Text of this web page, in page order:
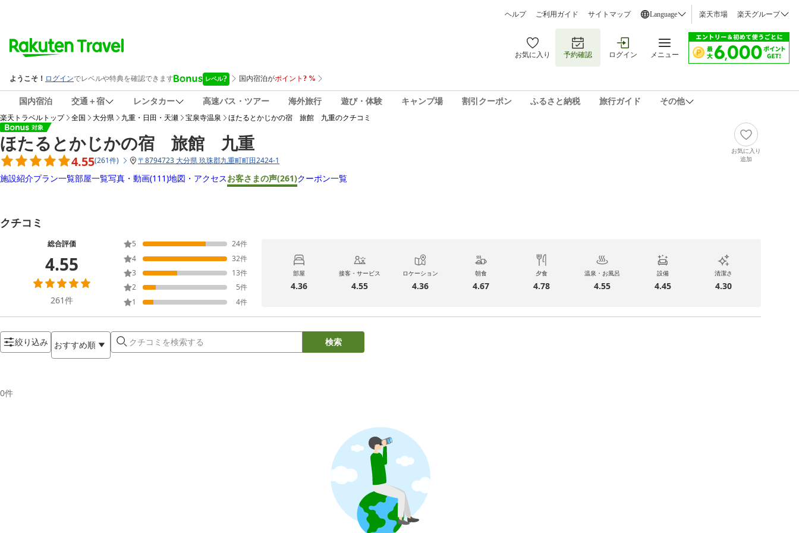
ヘルプ ご利用ガイド サイトマップ Language 楽天市場 楽天グループ
お気に入り 予約確認 ログイン メニュー
国内宿泊 交通＋宿 レンタカー 高速バス・ツアー 海外旅行 遊び・体験 キャンプ場 割引クーポン ふるさと納税 旅行ガイド その他
楽天トラベルトップ 全国 大分県 九重・日田・天瀬 宝泉寺温泉 ほたるとかじかの宿 旅館 九重のクチコミ
ほたるとかじかの宿 旅館 九重
4.55(261件) 〒8794723 大分県 玖珠郡九重町町田2424-1
お気に入り
追加
施設紹介プラン一覧部屋一覧写真・動画(111)地図・アクセスお客さまの声(261)クーポン一覧
クチコミ
総合評価
4.55
261件
5 24件
4
32件
3
13件
2
5件
1
4件
部屋
4.36
接客・サービス
4.55
ロケーション
4.36
朝食
4.67
夕食
4.78
温泉・お風呂
4.55
設備
4.45
清潔さ
4.30
絞り込み おすすめ順 検索
0件